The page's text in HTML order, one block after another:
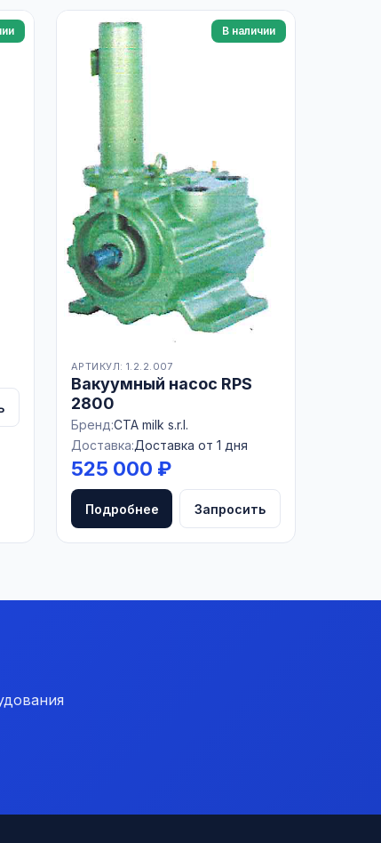
В наличии
АРТИКУЛ: 1.2.2.007
Вакуумный насос RPS
2800
Бренд:CTA milk s.r.l.
Доставка:Доставка от 1 дня
525 000 ₽
Подробнее Запросить